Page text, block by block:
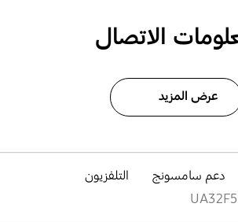
الاتصال
عرض المزيد
دعم سامسونج
التلفزيون